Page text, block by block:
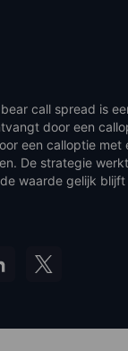
call spread is
door een
een calloptie met
De strategie
waarde gelijk